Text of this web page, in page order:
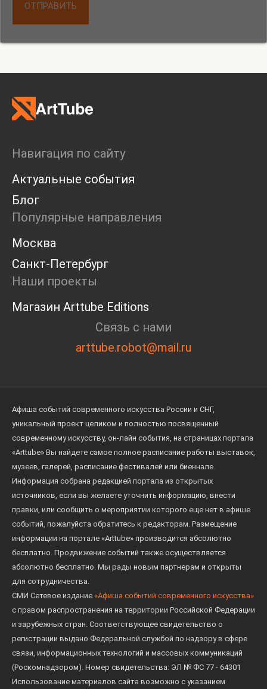
ОТПРАВИТЬ
Навигация по сайту
Актуальные события
Блог
Популярные направления
Москва
Санкт-Петербург
Наши проекты
Магазин Arttube Editions
Связь с нами
arttube.robot@mail.ru
Афиша событий современного искусства России и СНГ,
уникальный проект целиком и полностью посвященный
современному искусству, он-лайн события, на страницах портала
«Arttube» Вы найдете самое полное расписание работы выставок,
музеев, галерей, расписание фестивалей или биеннале.
Информация собрана редакцией портала из открытых
источников, если вы желаете уточнить информацию, внести
правки, или сообщить о мероприятии которого еще нет в афише
событий, пожалуйста обратитесь к редакторам. Размещение
информации на портале «Arttube» производится абсолютно
бесплатно. Продвижение событий также осуществляется
абсолютно бесплатно. Мы рады новым партнерам и открыты
для сотрудничества.
СМИ Сетевое издание «Афиша событий современного искусства»
с правом распространения на территории Российской Федерации
и зарубежных стран. Соответствующее свидетельство о
регистрации выдано Федеральной службой по надзору в сфере
связи, информационных технологий и массовых коммуникаций
(Роскомнадзором). Номер свидетельства: ЭЛ № ФС 77 - 64301
Использование материалов сайта возможно с указанием